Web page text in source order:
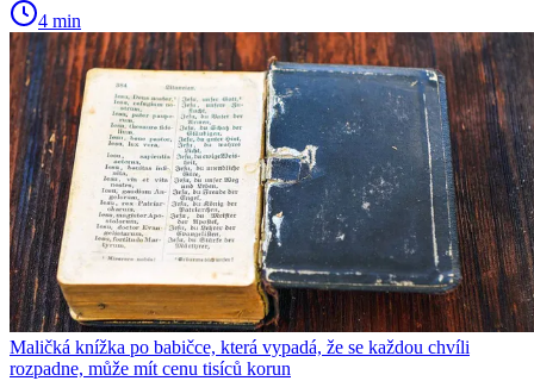
4 min
Maličká knížka po babičce, která vypadá, že se každou chvíli
rozpadne, může mít cenu tisíců korun